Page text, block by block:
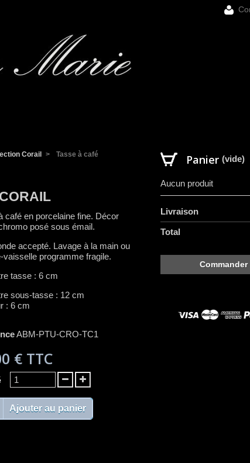
Corail >
Tasse à café
café en porcelaine fine. Décor
posé sous émail.
accepté. Lavage à la main ou
vaisselle programme fragile.
tasse : 6 cm
sous-tasse : 12 cm
: 6 cm
ABM-PTU-CRO-TC1
€ TTC
Ajouter au panier
Panier (vide)
Aucun produit
Livraison
Total
Commander